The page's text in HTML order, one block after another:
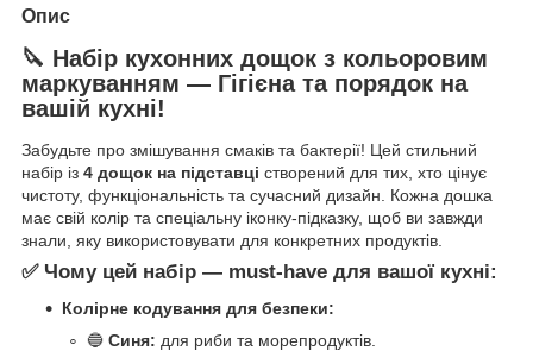
Опис
🔪 Набір кухонних дощок з кольоровим
маркуванням — Гігієна та порядок на
вашій кухні!
Забудьте про змішування смаків та бактерії! Цей стильний
набір із 4 дощок на підставці створений для тих, хто цінує
чистоту, функціональність та сучасний дизайн. Кожна дошка
має свій колір та спеціальну іконку-підказку, щоб ви завжди
знали, яку використовувати для конкретних продуктів.
✅ Чому цей набір — must-have для вашої кухні:
Колірне кодування для безпеки:
🔵 Синя: для риби та морепродуктів.